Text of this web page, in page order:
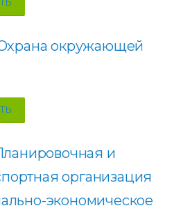
окружающей
и
организация
экономическое